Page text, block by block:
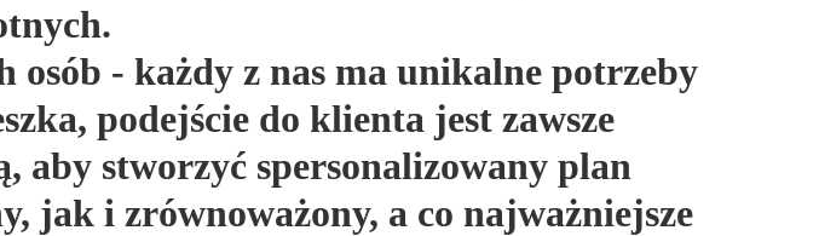
osób - każdy z nas ma unikalne potrzeby
podejście do klienta jest zawsze
aby stworzyć spersonalizowany plan
jak i zrównoważony, a co najważniejsze